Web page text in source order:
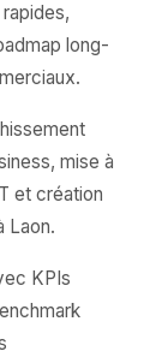
long-
mise à
et création
Laon.
KPIs